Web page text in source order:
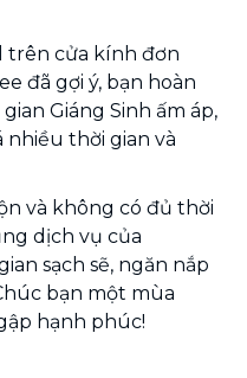
trên cửa kính đơn
đã gợi ý, bạn hoàn
Giáng Sinh ấm áp,
nhiều thời gian và
và không có đủ thời
dịch vụ của
sạch sẽ, ngăn nắp
bạn một mùa
hạnh phúc!